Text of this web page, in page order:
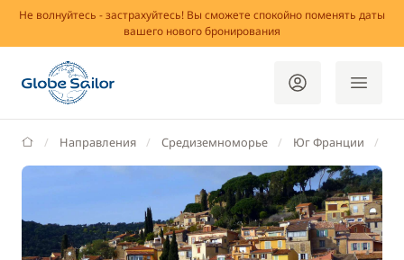
Не волнуйтесь - застрахуйтесь! Вы сможете спокойно поменять даты
вашего нового бронирования
GlobeSailor
Направления Средиземноморье Юг Франции